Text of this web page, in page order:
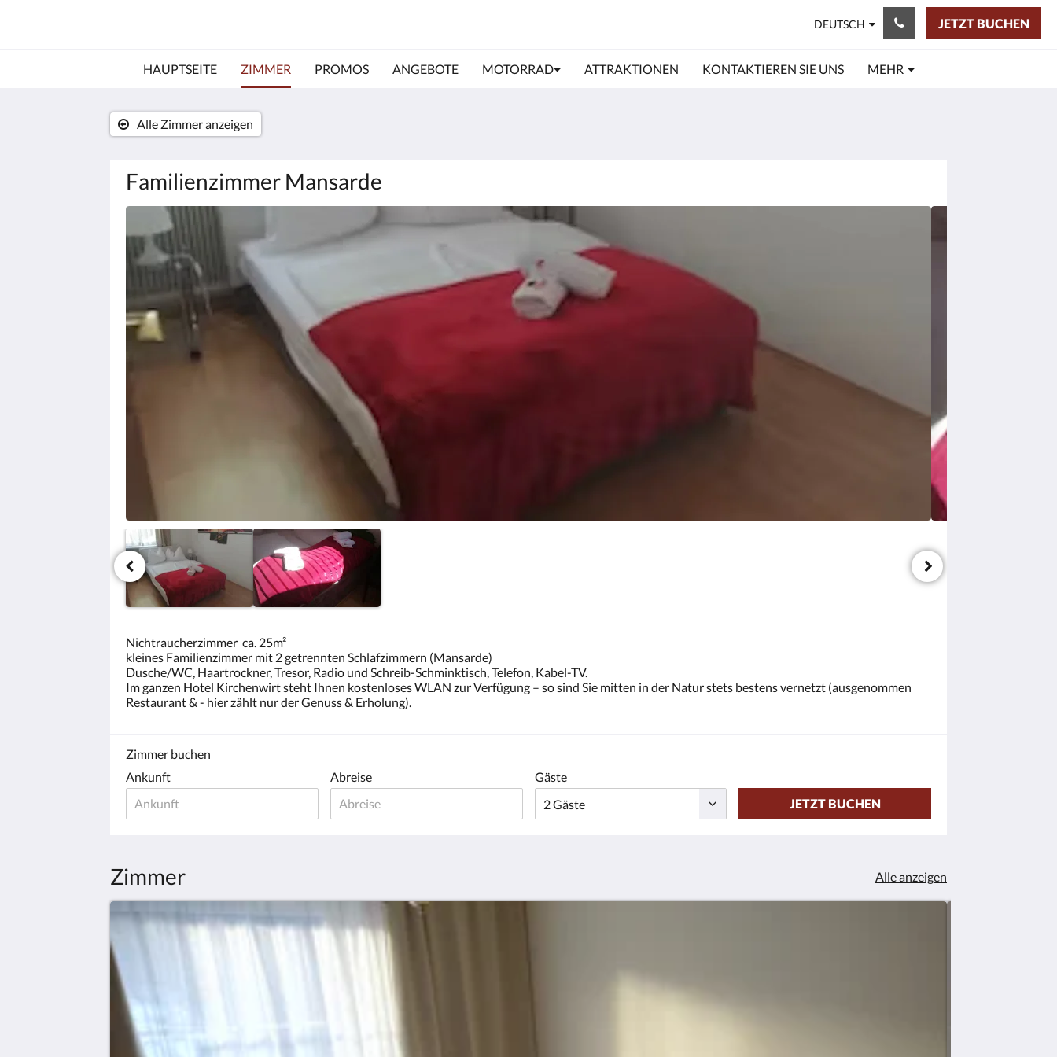
DEUTSCH JETZT BUCHEN
HAUPTSEITE ZIMMER PROMOS ANGEBOTE MOTORRAD ATTRAKTIONEN KONTAKTIEREN SIE UNS MEHR
Familienzimmer Mansarde
Alle Zimmer anzeigen
Es
unten
eine
Slideshow
angezeigt.
Bitte
tippen
Sie
Nichtraucherzimmer ca. 25m²
kleines Familienzimmer mit 2 getrennten Schlafzimmern (Mansarde)
Dusche/WC, Haartrockner, Tresor, Radio und Schreib-Schminktisch, Telefon, Kabel-TV.
Im ganzen Hotel Kirchenwirt steht Ihnen kostenloses WLAN zur Verfügung – so sind Sie mitten in der Natur stets bestens vernetzt (ausgenommen
Restaurant & - hier zählt nur der Genuss & Erholung).
Zimmer buchen
Ankunft
Abreise
Gäste
JETZT BUCHEN
Zimmer Alle anzeigen